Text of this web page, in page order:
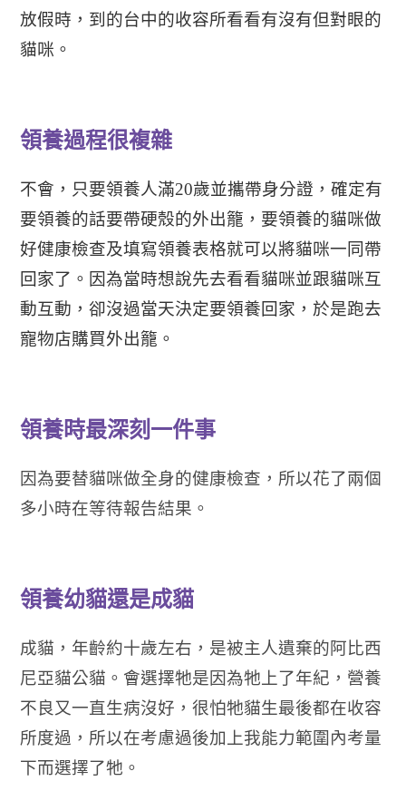
放假時，到的台中的收容所看看有沒有但對眼的
貓咪。
領養過程很複雜
不會，只要領養人滿20歲並攜帶身分證，確定有
要領養的話要帶硬殼的外出籠，要領養的貓咪做
好健康檢查及填寫領養表格就可以將貓咪一同帶
回家了。因為當時想說先去看看貓咪並跟貓咪互
動互動，卻沒過當天決定要領養回家，於是跑去
寵物店購買外出籠。
領養時最深刻一件事
因為要替貓咪做全身的健康檢查，所以花了兩個
多小時在等待報告結果。
領養幼貓還是成貓
成貓，年齡約十歲左右，是被主人遺棄的阿比西
尼亞貓公貓。 會選擇牠是因為牠上了年紀，營養
不良又一直生病沒好，很怕牠貓生最後都在收容
所度過，所以在考慮過後加上我能力範圍內考量
下而選擇了牠。